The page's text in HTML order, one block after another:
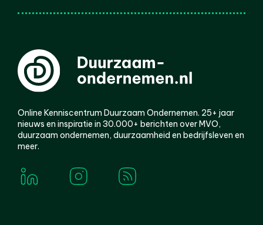
Online Kenniscentrum Duurzaam Ondernemen. 25+ jaar
nieuws en inspiratie in 30.000+ berichten over MVO,
duurzaam ondernemen, duurzaamheid en bedrijfsleven en
meer.